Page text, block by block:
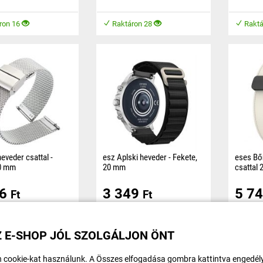
E-SHOP JÓL SZOLGÁLJON ÖNT
cookie-kat használunk. A Összes elfogadása gombra kattintva
16 Raktáron 28
csattal -
mm
acélból, a
van ellátva a
Ft
esz Aplski heveder - Fekete,
20 mm
készült, ami kényelmet biztosít
viselés közben.
3 349 Ft
eses
csattal
készült,
5
termékek TOVÁBBI